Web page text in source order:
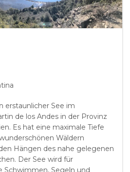
erstaunlicher See im
de los Andes in der Provinz
Es hat eine maximale Tiefe
Wäldern
Hängen des nahe gelegenen
Der See wird für
Schwimmen, Segeln und